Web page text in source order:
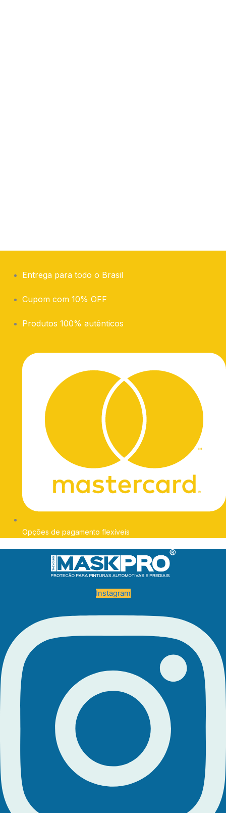
Entrega para todo o Brasil
Cupom com 10% OFF
Produtos 100% autênticos
Opções de pagamento flexíveis
Instagram